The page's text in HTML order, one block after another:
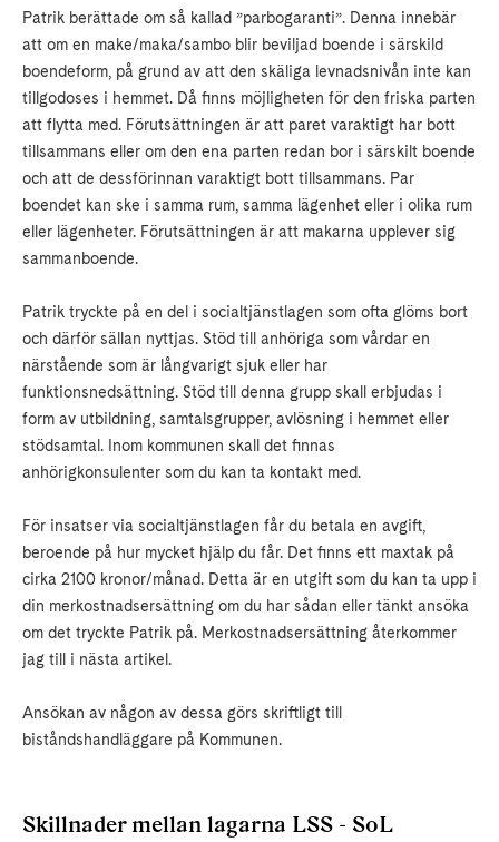
Patrik berättade om så kallad ”parbogaranti”. Denna innebär
att om en make/maka/sambo blir beviljad boende i särskild
boendeform, på grund av att den skäliga levnadsnivån inte kan
tillgodoses i hemmet. Då finns möjligheten för den friska parten
att flytta med. Förutsättningen är att paret varaktigt har bott
tillsammans eller om den ena parten redan bor i särskilt boende
och att de dessförinnan varaktigt bott tillsammans. Par
boendet kan ske i samma rum, samma lägenhet eller i olika rum
eller lägenheter. Förutsättningen är att makarna upplever sig
sammanboende.
Patrik tryckte på en del i socialtjänstlagen som ofta glöms bort
och därför sällan nyttjas. Stöd till anhöriga som vårdar en
närstående som är långvarigt sjuk eller har
funktionsnedsättning. Stöd till denna grupp skall erbjudas i
form av utbildning, samtalsgrupper, avlösning i hemmet eller
stödsamtal. Inom kommunen skall det finnas
anhörigkonsulenter som du kan ta kontakt med.
För insatser via socialtjänstlagen får du betala en avgift,
beroende på hur mycket hjälp du får. Det finns ett maxtak på
cirka 2100 kronor/månad. Detta är en utgift som du kan ta upp i
din merkostnadsersättning om du har sådan eller tänkt ansöka
om det tryckte Patrik på. Merkostnadsersättning återkommer
jag till i nästa artikel.
Ansökan av någon av dessa görs skriftligt till
biståndshandläggare på Kommunen.
Skillnader mellan lagarna LSS - SoL